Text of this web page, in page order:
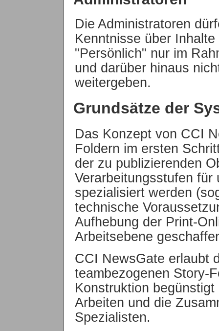
Die Administratoren
Kenntnisse über
"Persönlich" nur im
und darüber hinaus
weitergeben.
Grundsätze der
Das Konzept von CCI
Foldern im ersten
der zu publizierenden
Verarbeitungsstufen für
spezialisiert werden
technische
Aufhebung der Print-
Arbeitsebene
CCI NewsGate erlaubt
teambezogenen Story-
Konstruktion
Arbeiten und die
Spezialisten.